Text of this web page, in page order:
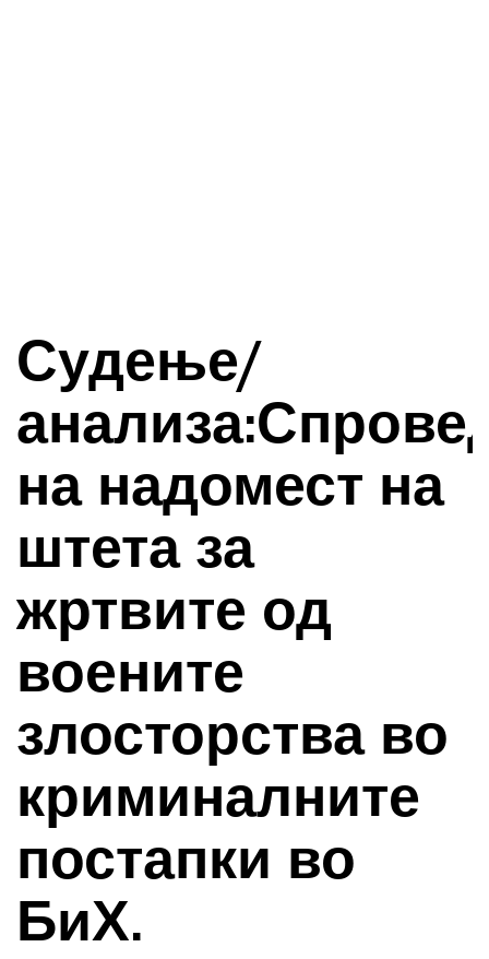
Судење/
на надомест на
штета за
жртвите од
воените
злосторства во
криминалните
постапки во
БиХ.